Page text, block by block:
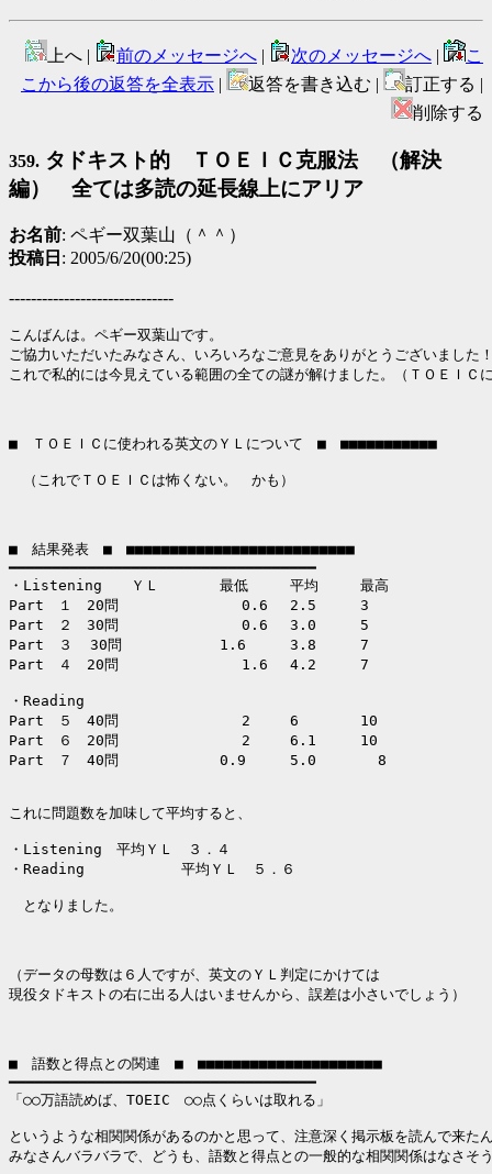
上へ | 前のメッセージへ | 次のメッセージへ |
こ
こから後の返答を全表示 | 返答を書き込む |
訂正する |
削除する
359. タドキスト的 ＴＯＥＩＣ克服法 （解決
編） 全ては多読の延長線上にアリア
お名前: ペギー双葉山（＾＾）
投稿日 : 2005/6/20(00:25)
------------------------------
こんばんは。ペギー双葉山です。
ご協力いただいたみなさん、いろいろなご意見をありがとうございました
これで私的には今見えている範囲の全ての謎が解けました。（ＴＯＥＩＣ
■　ＴＯＥＩＣに使われる英文のＹＬについて　■　■■■■■■■■■■■
（これでＴＯＥＩＣは怖くない。　かも）
■　結果発表　■　■■■■■■■■■■■■■■■■■■■■■■■■■■
━━━━━━━━━━━━━━━━━━━━━━━━━━━━━━━━━━━
・Listening　　ＹＬ	最低	平均	最高
Part　１　20問              0.6	2.5 	3
Part　２　30問              0.6	3.0 	5
Part　３  30問       	1.6	3.8 	7
Part　４　20問              1.6	4.2	7
・Reading
Part　５　40問              2	6	10
Part　６　20問              2	6.1 	10
Part　７　40問      	0.9	5.0       8
これに問題数を加味して平均すると、
・Listening　平均ＹＬ　３．４
・Reading	　  平均ＹＬ　５．６
となりました。
（データの母数は６人ですが、英文のＹＬ判定にかけては
現役タドキストの右に出る人はいませんから、誤差は小さいでしょう）
■　語数と得点との関連　■　■■■■■■■■■■■■■■■■■■■■■
━━━━━━━━━━━━━━━━━━━━━━━━━━━━━━━━━━━
「○○万語読めば、TOEIC　○○点くらいは取れる」
というような相関関係があるのかと思って、注意深く掲示板を読んで来た
みなさんバラバラで、どうも、語数と得点との一般的な相関関係はなさそ